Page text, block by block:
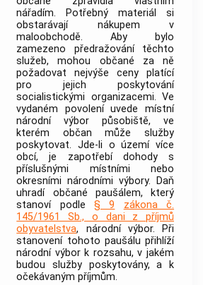
nářadím. Potřebný materiál si
obstarávají nákupem v
maloobchodě. Aby bylo
zamezeno předražování těchto
služeb, mohou občané za ně
požadovat nejvýše ceny platící
pro jejich poskytování
socialistickými organizacemi. Ve
vydaném povolení uvede místní
národní výbor působiště, ve
kterém občan může služby
poskytovat. Jde-li o území více
obcí, je zapotřebí dohody s
příslušnými místními nebo
okresními národními výbory. Daň
uhradí občané paušálem, který
stanoví podle § 9
zákona č.
145/1961 Sb., o dani z příjmů
obyvatelstva, národní výbor. Při
stanovení tohoto paušálu přihlíží
národní výbor k rozsahu, v jakém
budou služby poskytovány, a k
očekávaným příjmům.